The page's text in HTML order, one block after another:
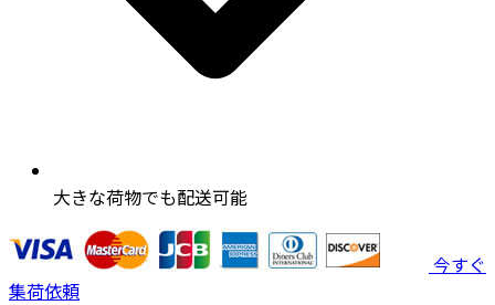
大きな荷物でも配送可能
今すぐ
集荷依頼